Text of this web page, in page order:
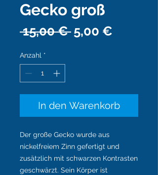
Gecko groß
15,00 € Standardpreis
5,00 €
Anzahl *
In den Warenkorb
Der große Gecko wurde aus
nickelfreiem Zinn gefertigt und
zusätzlich mit schwarzen Kontrasten
geschwärzt. Sein Körper ist